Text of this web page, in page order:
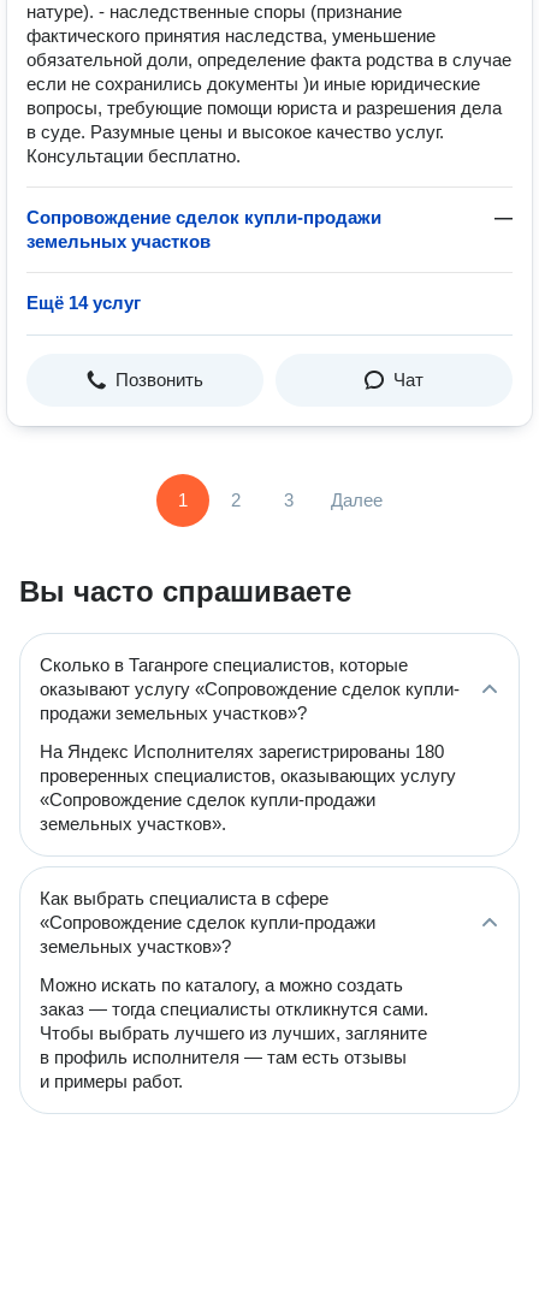
натуре). - наследственные споры (признание
фактического принятия наследства, уменьшение
обязательной доли, определение факта родства в случае
если не сохранились документы )и иные юридические
вопросы, требующие помощи юриста и разрешения дела
в суде. Разумные цены и высокое качество услуг.
Консультации бесплатно.
Сопровождение сделок купли-продажи
земельных участков
—
Ещё 14 услуг
Позвонить Чат
1 2 3 Далее
Вы часто спрашиваете
Сколько в Таганроге специалистов, которые
оказывают услугу «Сопровождение сделок купли-
продажи земельных участков»?
На Яндекс Исполнителях зарегистрированы 180
проверенных специалистов, оказывающих услугу
«Сопровождение сделок купли-продажи
земельных участков».
Как выбрать специалиста в сфере
«Сопровождение сделок купли-продажи
земельных участков»?
Можно искать по каталогу, а можно создать
заказ — тогда специалисты откликнутся сами.
Чтобы выбрать лучшего из лучших, загляните
в профиль исполнителя — там есть отзывы
и примеры работ.